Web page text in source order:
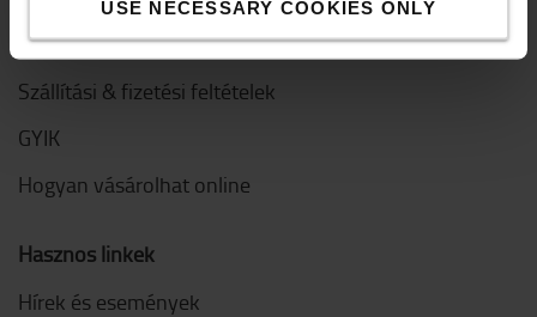
USE NECESSARY COOKIES ONLY
Hogyan vásároljak
Szállítási & fizetési feltételek
GYIK
Hogyan vásárolhat online
Hasznos linkek
Hírek és események